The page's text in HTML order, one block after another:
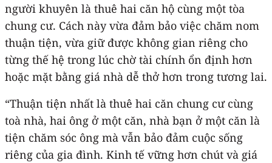
người khuyên là thuê hai căn hộ cùng một tòa
chung cư. Cách này vừa đảm bảo việc chăm nom
thuận tiện, vừa giữ được không gian riêng cho
từng thế hệ trong lúc chờ tài chính ổn định hơn
hoặc mặt bằng giá nhà dễ thở hơn trong tương lai.
“Thuận tiện nhất là thuê hai căn chung cư cùng
toà nhà, hai ông ở một căn, nhà bạn ở một căn là
tiện chăm sóc ông mà vẫn bảo đảm cuộc sống
riêng của gia đình. Kinh tế vững hơn chút và giá